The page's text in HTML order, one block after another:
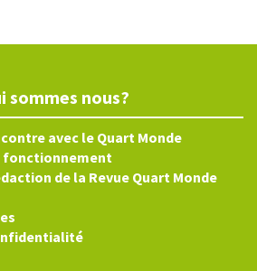
sommes nous?
avec le Quart Monde
fonctionnement
de la Revue Quart Monde